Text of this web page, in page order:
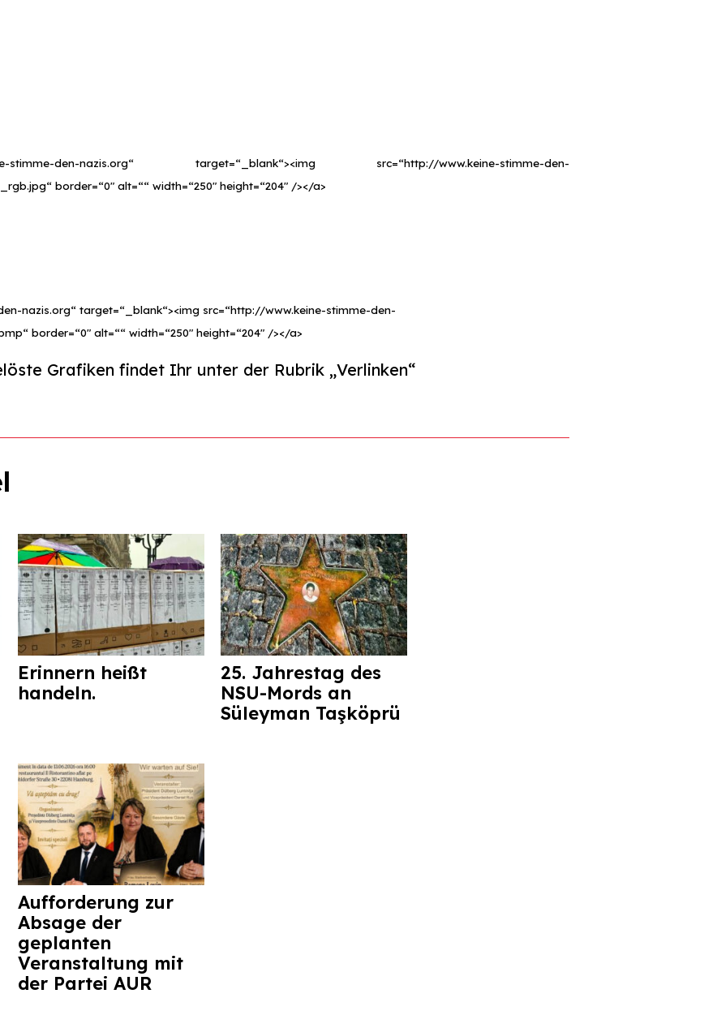
den-nazis.org“ target=“_blank“><img src=“http://www.keine-stimme-den-
border=“0″ alt=““ width=“250″ height=“204″ /></a>
nazis.org“ target=“_blank“><img src=“http://www.keine-stimme-den-
border=“0″ alt=““ width=“250″ height=“204″ /></a>
Grafiken findet Ihr unter der Rubrik „Verlinken“
Erinnern heißt
handeln.
25. Jahrestag des
NSU-Mords an
Süleyman Taşköprü
Aufforderung zur
Absage der
geplanten
Veranstaltung mit
der Partei AUR